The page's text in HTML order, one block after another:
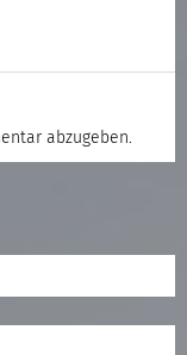
abzugeben.